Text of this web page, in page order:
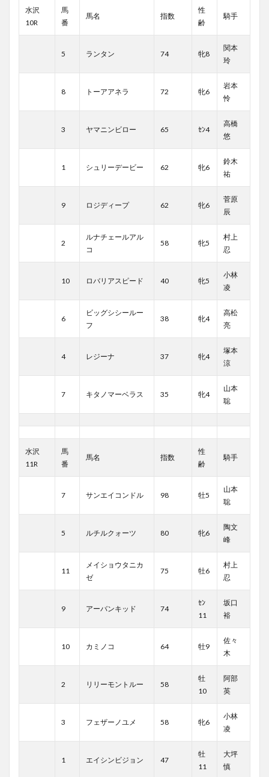
水沢
10R
馬
番
馬名 指数
性
齢
騎手
5 ランタン 74 牝8
関本
玲
8 トーアアネラ 72 牝6
岩本
怜
3 ヤマニンビロー 65 ｾﾝ4
高橋
悠
1 シュリーデービー 62 牝6
鈴木
祐
9 ロジディープ 62 牝6
菅原
辰
2
ルナチェールアル
コ
58 牝5
村上
忍
10 ロバリアスピード 40 牝5
小林
凌
6
ビッグシシールー
フ
38 牝4
高松
亮
4 レジーナ 37 牝4
塚本
涼
7 キタノマーベラス 35 牝4
山本
聡
水沢
11R
馬
番
馬名 指数
性
齢
騎手
7 サンエイコンドル 98 牡5
山本
聡
5 ルチルクォーツ 80 牝6
陶文
峰
11
メイショウタニカ
ゼ
75 牡6
村上
忍
9 アーバンキッド 74
ｾﾝ
11
坂口
裕
10 カミノコ 64 牡9
佐々
木
2 リリーモントルー 58
牡
10
阿部
英
3 フェザーノユメ 58 牝6
小林
凌
1 エイシンビジョン 47
牡
11
大坪
慎